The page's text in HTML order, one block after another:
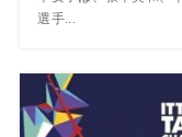
選手...